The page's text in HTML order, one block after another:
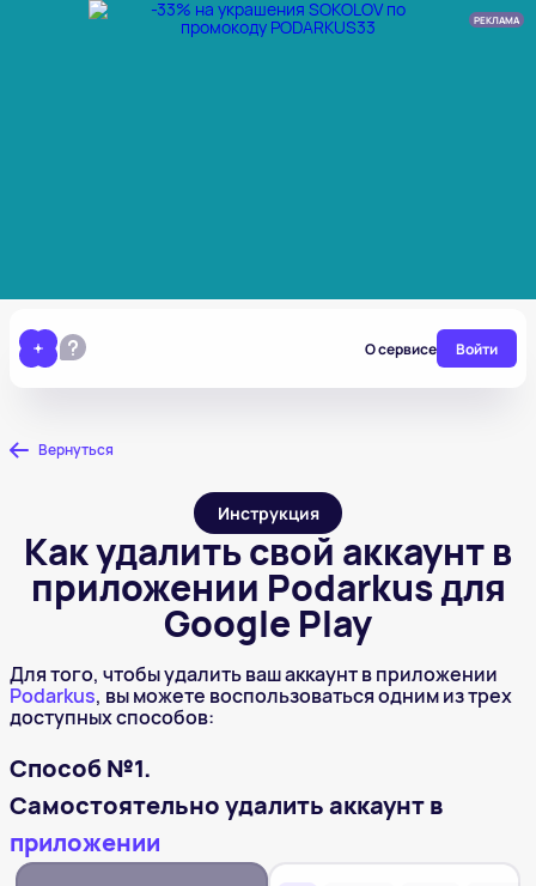
РЕКЛАМА
О сервисе Войти
Вернуться
Инструкция
Как удалить свой аккаунт в
приложении Podarkus для
Google Play
Для того, чтобы удалить ваш аккаунт в приложении
Podarkus, вы можете воспользоваться одним из трех
доступных способов:
Способ №1.
Самостоятельно удалить аккаунт в
приложении